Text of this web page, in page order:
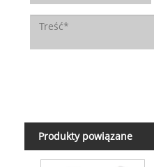
Produkty powiązane